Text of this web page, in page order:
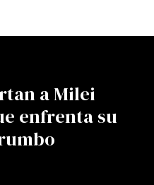
a Milei
enfrenta su